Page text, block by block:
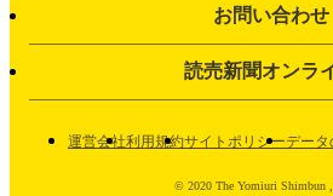
お問い合わせ
読売新聞オンラ
運営会社利用規約サイトポリシーデータ
© 2020 The Yomiuri Shimbun